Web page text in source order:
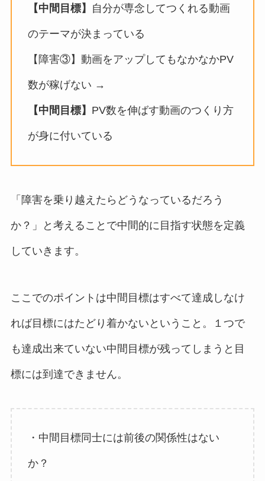
【中間目標】 自分が専念してつくれる動画
のテーマが決まっている
【障害③】動画をアップしてもなかなかPV
数が稼げない →
【中間目標】 PV数を伸ばす動画のつくり方
が身に付いている
「障害を乗り越えたらどうなっているだろう
か？」と考えることで中間的に目指す状態を定義
していきます。
ここでのポイントは中間目標はすべて達成しなけ
れば目標にはたどり着かないということ。１つで
も達成出来ていない中間目標が残ってしまうと目
標には到達できません。
・中間目標同士には前後の関係性はない
か？